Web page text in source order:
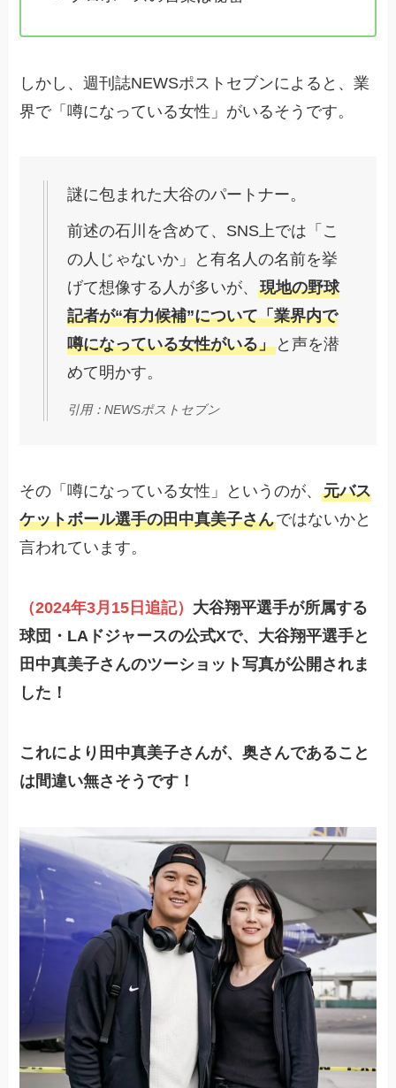
しかし、週刊誌NEWSポストセブンによると、業
界で「噂になっている女性」がいるそうです。
謎に包まれた大谷のパートナー。
前述の石川を含めて、SNS上では「こ
の人じゃないか」と有名人の名前を挙
げて想像する人が多いが、現地の野球
記者が“有力候補”について「業界内で
噂になっている女性がいる」 と声を潜
めて明かす。
引用：NEWSポストセブン
その「噂になっている女性」というのが、元バス
ケットボール選手の田中真美子さんではないかと
言われています。
（2024年3月15日追記） 大谷翔平選手が所属する
球団・LAドジャースの公式Xで、大谷翔平選手と
田中真美子さんのツーショット写真が公開されま
した！
これにより田中真美子さんが、奥さんであること
は間違い無さそうです！